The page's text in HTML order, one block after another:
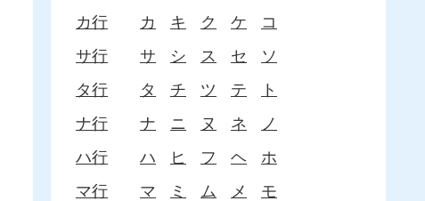
カ行
カ キ ク ケ
コ
サ行
サ シ ス セ
ソ
タ行
タ チ ツ テ
ト
ナ行
ナ ニ ヌ ネ
ノ
ハ行
ハ ヒ フ ヘ
ホ
マ行
マ ミ ム メ
モ